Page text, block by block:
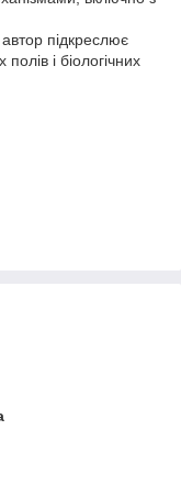
підкреслює
і біологічних